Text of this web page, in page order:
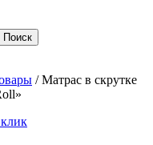
/ Матрас в скрутке